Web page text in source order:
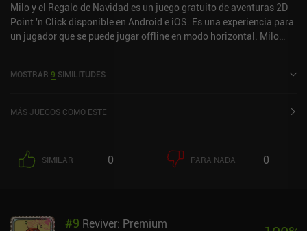
Milo y el Regalo de Navidad es un juego gratuito de aventuras 2D
Point 'n Click disponible en Android e iOS. Es una experiencia para
un jugador que se puede jugar offline en modo horizontal. Milo
en la App Store de iOS.
MOSTRAR 9 SIMILITUDES
MÁS JUEGOS COMO ESTE
SIMILAR 0 PARA NADA 0
#9 Reviver: Premium